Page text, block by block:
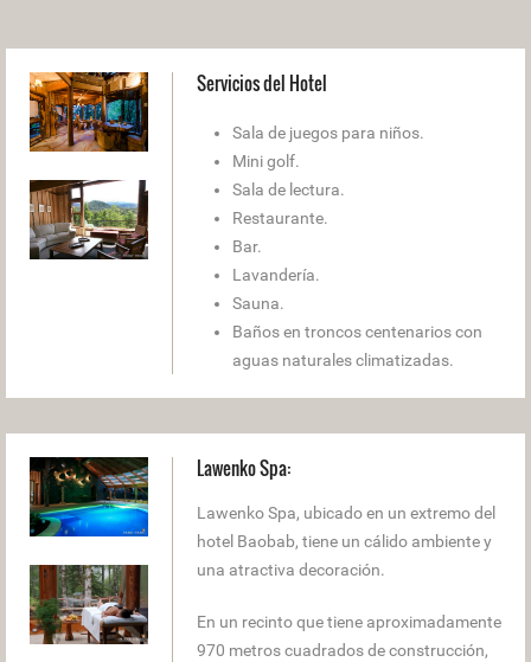
Servicios del Hotel
Sala de juegos para niños.
Mini golf.
Sala de lectura.
Restaurante.
Bar.
Lavandería.
Sauna.
Baños en troncos centenarios con
aguas naturales climatizadas.
Lawenko Spa:
Lawenko Spa, ubicado en un extremo del
hotel Baobab, tiene un cálido ambiente y
una atractiva decoración.
En un recinto que tiene aproximadamente
970 metros cuadrados de construcción,